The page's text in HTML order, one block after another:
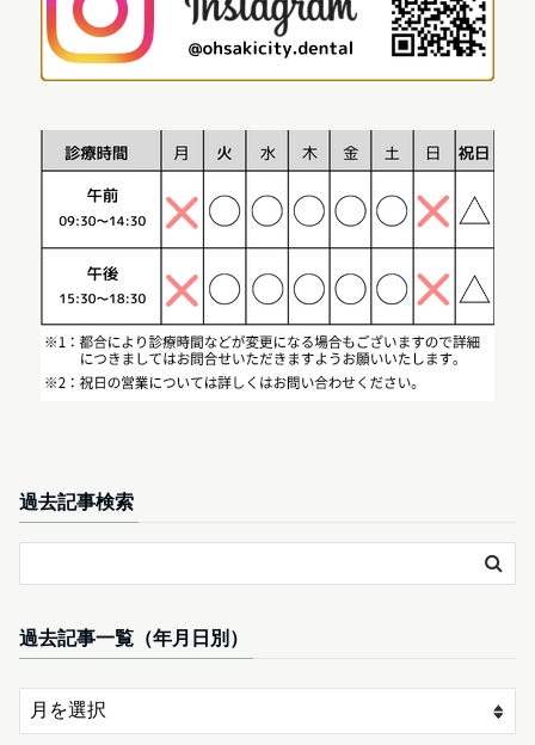
過去記事検索
過去記事一覧（年月日別）